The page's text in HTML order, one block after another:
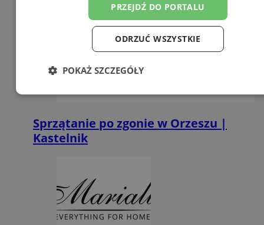
Sprzątanie po zgonie w Orzeszu |
Kastelnik
PRZEJDŹ DO PORTALU
ODRZUĆ WSZYSTKIE
POKAŻ SZCZEGÓŁY
Niezbędne Wydajność Targetowanie
Funkcjonalność